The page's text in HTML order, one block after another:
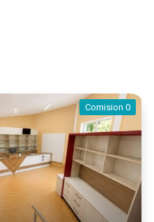
Comision 0